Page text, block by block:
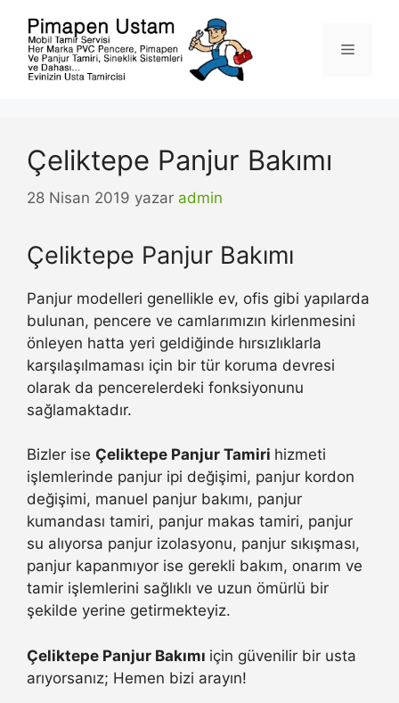
Menü
Çeliktepe Panjur Bakımı
28 Nisan 2019 yazar admin
Çeliktepe Panjur Bakımı
Panjur modelleri genellikle ev, ofis gibi yapılarda
bulunan, pencere ve camlarımızın kirlenmesini
önleyen hatta yeri geldiğinde hırsızlıklarla
karşılaşılmaması için bir tür koruma devresi
olarak da pencerelerdeki fonksiyonunu
sağlamaktadır.
Bizler ise Çeliktepe Panjur Tamiri hizmeti
işlemlerinde panjur ipi değişimi, panjur kordon
değişimi, manuel panjur bakımı, panjur
kumandası tamiri, panjur makas tamiri, panjur
su alıyorsa panjur izolasyonu, panjur sıkışması,
panjur kapanmıyor ise gerekli bakım, onarım ve
tamir işlemlerini sağlıklı ve uzun ömürlü bir
şekilde yerine getirmekteyiz.
Çeliktepe Panjur Bakımı için güvenilir bir usta
arıyorsanız; Hemen bizi arayın!